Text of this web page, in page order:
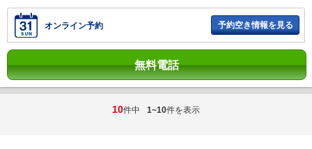
オンライン予約 予約空き情報を見る
無料電話
10件中 1~10件を表示